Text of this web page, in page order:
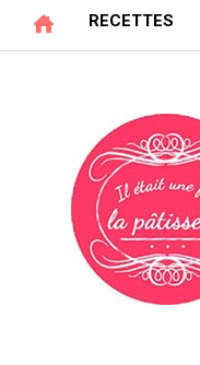
RECETTES